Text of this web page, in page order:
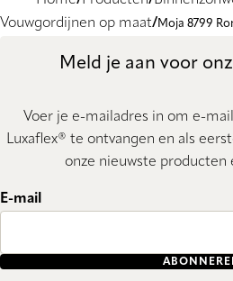
Vouwgordijnen op maat
Moja 8799
Meld je aan voor
Voer je e-mailadres in om e-
Luxaflex® te ontvangen en als
onze nieuwste producten
E-mail